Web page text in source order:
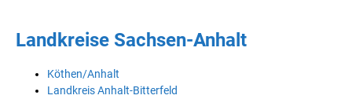
Landkreise Sachsen-Anhalt
Köthen/Anhalt
Landkreis Anhalt-Bitterfeld